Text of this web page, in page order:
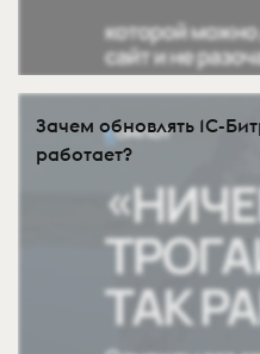
Зачем обновлять 1С-
работает?